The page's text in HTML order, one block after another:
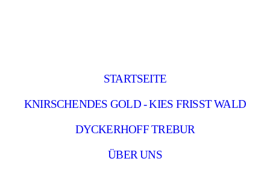
STARTSEITE
KNIRSCHENDES GOLD - KIES FRISST WALD
DYCKERHOFF TREBUR
ÜBER UNS